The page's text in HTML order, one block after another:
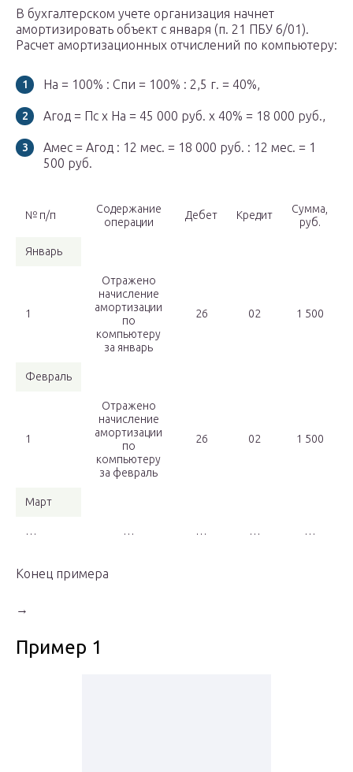
В бухгалтерском учете организация начнет
амортизировать объект с января (п. 21 ПБУ 6/01).
Расчет амортизационных отчислений по компьютеру:
На = 100% : Спи = 100% : 2,5 г. = 40%,
Агод = Пс х На = 45 000 руб. х 40% = 18 000 руб.,
Амес = Агод : 12 мес. = 18 000 руб. : 12 мес. = 1
500 руб.
№ п/п
Содержание
операции
Дебет Кредит
Сумма,
руб.
Январь
1
Отражено
начисление
амортизации
по
компьютеру
за январь
26 02 1 500
Февраль
1
Отражено
начисление
амортизации
по
компьютеру
за февраль
26 02 1 500
Март
… … … … …
Конец примера
→
Пример 1